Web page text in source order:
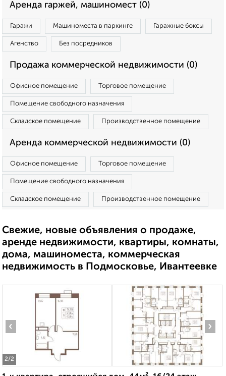
Аренда гаржей, машиномест (0)
Гаражи Машиноместа в паркинге Гаражные боксы
Агенство Без посредников
Продажа коммерческой недвижимости (0)
Офисное помещение Торговое помещение
Помещение свободного назначения
Складское помещение Производственное помещение
Аренда коммерческой недвижимости (0)
Офисное помещение Торговое помещение
Помещение свободного назначения
Складское помещение Производственное помещение
Свежие, новые объявления о продаже,
аренде недвижимости, квартиры, комнаты,
дома, машиноместа, коммерческая
недвижимость в Подмосковье, Ивантеевке
2/2
‹ ›